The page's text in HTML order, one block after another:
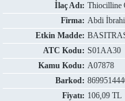
İlaç Adı: Thiocilline
Firma: Abdi
Etkin Madde:
ATC Kodu: S01AA30
Kamu Kodu: A07878
Barkod:
Fiyatı: 106,09 TL